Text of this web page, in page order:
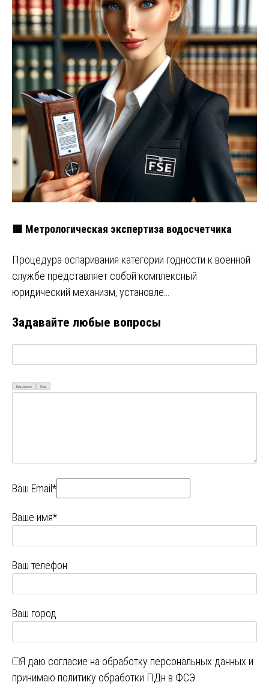
🟥 Метрологическая экспертиза водосчетчика
Процедура оспаривания категории годности к военной
службе представляет собой комплексный
юридический механизм, установле…
Задавайте любые вопросы
Визуально Код
Ваш Email*
Ваше имя*
Ваш телефон
Ваш город
Я даю согласие на обработку персональных данных и
принимаю политику обработки ПДн в ФСЭ